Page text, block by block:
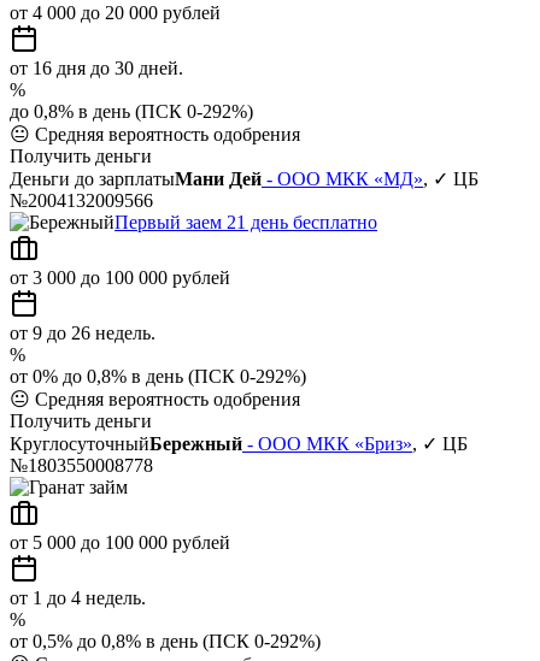
от 4 000 до 20 000 рублей
от 16 дня до 30 дней.
%
до 0,8% в день (ПСК 0-292%)
😐 Средняя вероятность одобрения
Получить деньги
Деньги до зарплатыМани Дей - ООО МКК «МД», ✓ ЦБ
№2004132009566
Первый заем 21 день бесплатно
от 3 000 до 100 000 рублей
от 9 до 26 недель.
%
от 0% до 0,8% в день (ПСК 0-292%)
😐 Средняя вероятность одобрения
Получить деньги
КруглосуточныйБережный - ООО МКК «Бриз», ✓ ЦБ
№1803550008778
от 5 000 до 100 000 рублей
от 1 до 4 недель.
%
от 0,5% до 0,8% в день (ПСК 0-292%)